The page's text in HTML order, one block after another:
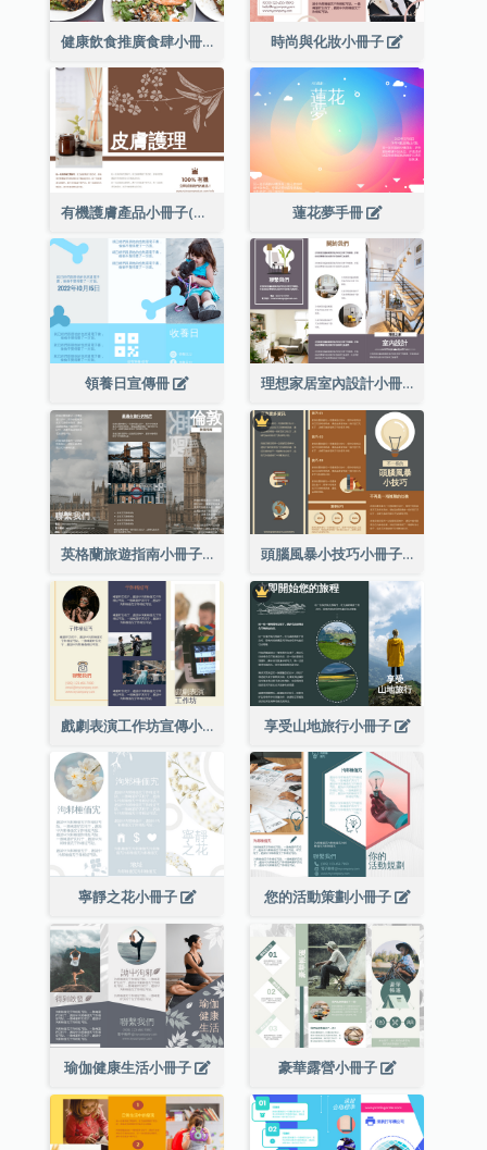
健康飲食推廣食肆小冊子 時尚與化妝小冊子
有機護膚產品小冊子(附詳細信息) 蓮花夢手冊
領養日宣傳冊 理想家居室內設計小冊子
英格蘭旅遊指南小冊子 頭腦風暴小技巧小冊子
戲劇表演工作坊宣傳小冊子 享受山地旅行小冊子
寧靜之花小冊子 您的活動策劃小冊子
瑜伽健康生活小冊子 豪華露營小冊子